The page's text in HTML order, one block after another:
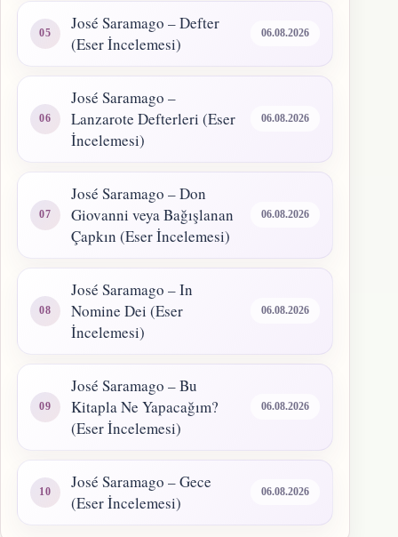
José Saramago – Defter
(Eser İncelemesi)
06.08.2026
José Saramago –
Lanzarote Defterleri (Eser
İncelemesi)
06.08.2026
José Saramago – Don
Giovanni veya Bağışlanan
Çapkın (Eser İncelemesi)
06.08.2026
José Saramago – In
Nomine Dei (Eser
İncelemesi)
06.08.2026
José Saramago – Bu
Kitapla Ne Yapacağım?
(Eser İncelemesi)
06.08.2026
José Saramago – Gece
(Eser İncelemesi)
06.08.2026